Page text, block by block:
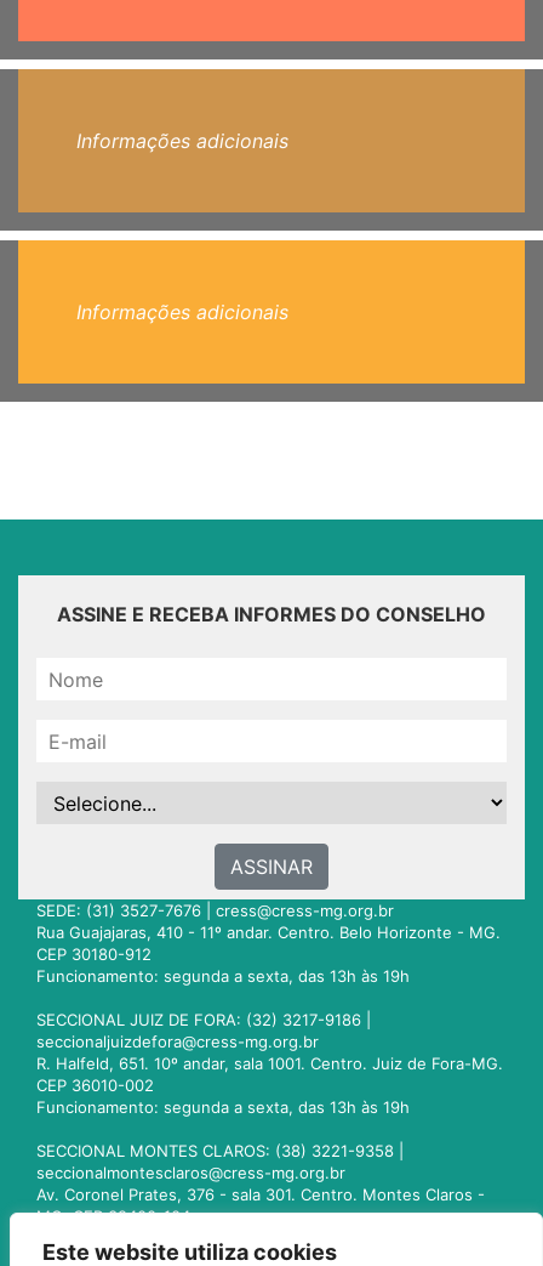
Este website utiliza cookies
Informações adicionais
Informações adicionais
ASSINE E RECEBA INFORMES DO CONSELHO
ASSINAR
SEDE: (31) 3527-7676 | cress@cress-mg.org.br
Rua Guajajaras, 410 - 11º andar. Centro. Belo Horizonte - MG.
CEP 30180-912
Funcionamento: segunda a sexta, das 13h às 19h
SECCIONAL JUIZ DE FORA: (32) 3217-9186 |
seccionaljuizdefora@cress-mg.org.br
R. Halfeld, 651. 10º andar, sala 1001. Centro. Juiz de Fora-MG.
CEP 36010-002
Funcionamento: segunda a sexta, das 13h às 19h
SECCIONAL MONTES CLAROS: (38) 3221-9358 |
seccionalmontesclaros@cress-mg.org.br
Av. Coronel Prates, 376 - sala 301. Centro. Montes Claros -
MG. CEP 39400-104